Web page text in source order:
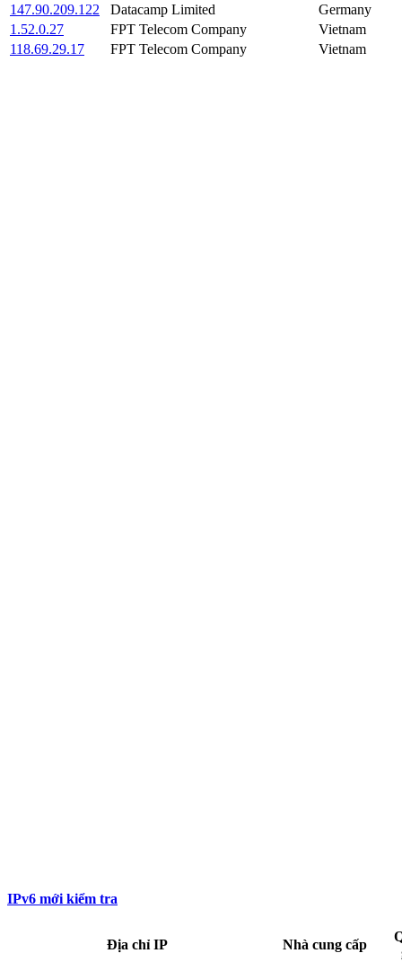
147.90.209.122
Datacamp Limited
Germany
1.52.0.27
FPT Telecom Company
Vietnam
118.69.29.17
FPT Telecom Company Vietnam
IPv6 mới kiểm tra
Địa chỉ IP Nhà cung cấp